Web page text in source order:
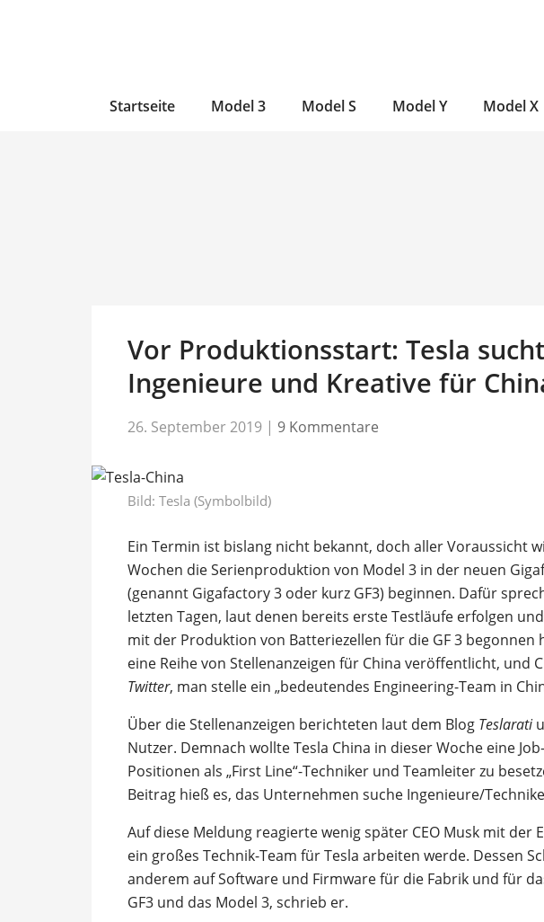
Startseite Model 3 Model S Model Y Model X
Vor Produktionsstart: Tesla
Ingenieure und Kreative für
26. September 2019 | 9 Kommentare
Bild: Tesla (Symbolbild)
Ein Termin ist bislang nicht bekannt, doch aller Voraussicht
Wochen die Serienproduktion von Model 3 in der neuen
(genannt Gigafactory 3 oder kurz GF3) beginnen. Dafür
letzten Tagen, laut denen bereits erste Testläufe erfolgen
mit der Produktion von Batteriezellen für die GF 3 begonnen
eine Reihe von Stellenanzeigen für China veröffentlicht, und
Twitter, man stelle ein „bedeutendes Engineering-Team in
Über die Stellenanzeigen berichteten laut dem Blog Teslarati
Nutzer. Demnach wollte Tesla China in dieser Woche eine
Positionen als „First Line“-Techniker und Teamleiter zu
Beitrag hieß es, das Unternehmen suche Ingenieure/
Auf diese Meldung reagierte wenig später CEO Musk mit der
ein großes Technik-Team für Tesla arbeiten werde. Dessen
anderem auf Software und Firmware für die Fabrik und für
GF3 und das Model 3, schrieb er.